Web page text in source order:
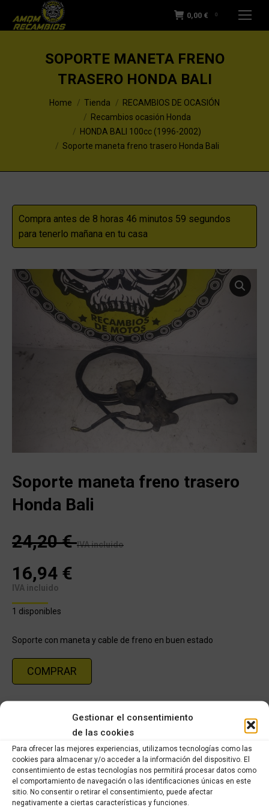
Gestionar el consentimiento
de las cookies
Para ofrecer las mejores experiencias, utilizamos tecnologías como las
cookies para almacenar y/o acceder a la información del dispositivo. El
consentimiento de estas tecnologías nos permitirá procesar datos como
el comportamiento de navegación o las identificaciones únicas en este
sitio. No consentir o retirar el consentimiento, puede afectar
negativamente a ciertas características y funciones.
0,00 € 0
SOPORTE MANETA FRENO
TRASERO HONDA BALI
You are here:Home Tienda
RECAMBIOS DE OCASIÓN
Recambios ocasión Honda
HONDA BALI 100cc (1996-2002)
Soporte maneta freno trasero Honda Bali
Compra antes de 8 horas 46 minutos 58 segundos
para tenerlo mañana en tu casa
Soporte maneta freno trasero
Honda Bali
24,20€ IVA incluido
16,94 €
IVA incluido
1 disponibles
Soporte con maneta y cable de freno en buen estado
COMPRAR
Share this product
Share
on
Share
on
Share
on
Share
on